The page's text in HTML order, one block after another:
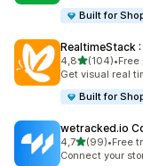
Built for
RealtimeStack
4,8/ 5 tähteä
(104)
104 arvostelua
•Free
Get visual real
Built for
wetracked.io
4,7/ 5 tähteä
(99)
99 arvostelua
•Free
Connect your